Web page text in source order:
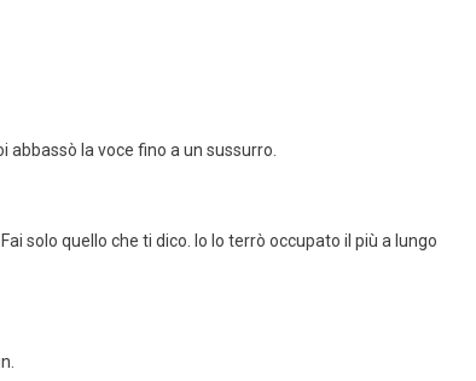
abbassò la voce fino a un sussurro.
solo quello che ti dico. Io lo terrò occupato il più a lungo